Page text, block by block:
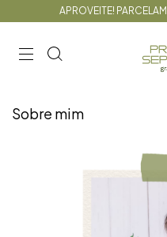
APROVEITE!
Sobre mim